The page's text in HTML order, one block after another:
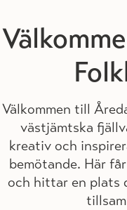
Välkommen till
västjämtska
kreativ och
bemötande. Här
och hittar en plats